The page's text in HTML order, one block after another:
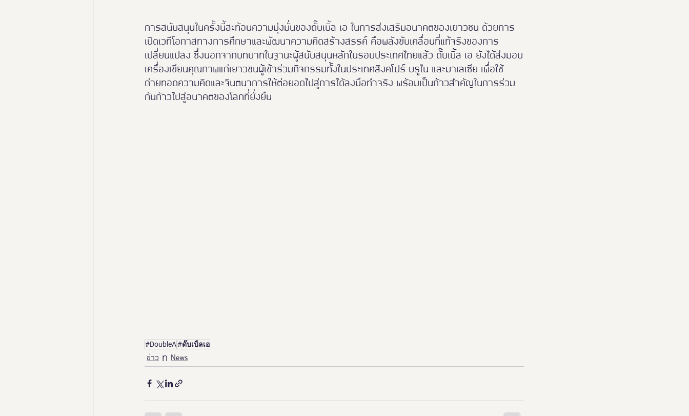
การสนับสนุนในครั้งนี้สะท้อนความมุ่งมั่นของดั๊บเบิ้ล เอ ในการส่งเสริมอนาคตของเยาวชน ด้วยการ
เปิดเวทีโอกาสทางการศึกษาและพัฒนาความคิดสร้างสรรค์ คือพลังขับเคลื่อนที่แท้จริงของการ
เปลี่ยนแปลง ซึ่งนอกจากบทบาทในฐานะผู้สนับสนุนหลักในรอบประเทศไทยแล้ว ดั๊บเบิ้ล เอ ยังได้ส่งมอบ
เครื่องเขียนคุณภาพแก่เยาวชนผู้เข้าร่วมกิจกรรมทั้งในประเทศสิงคโปร์ บรูไน และมาเลเซีย เพื่อใช้
ถ่ายทอดความคิดและจินตนาการให้ต่อยอดไปสู่การได้ลงมือทำจริง พร้อมเป็นก้าวสำคัญในการร่วม
กันก้าวไปสู่อนาคตของโลกที่ยั่งยืน
#DoubleA#ดั๊บเบิ้ลเอ
ข่าว News